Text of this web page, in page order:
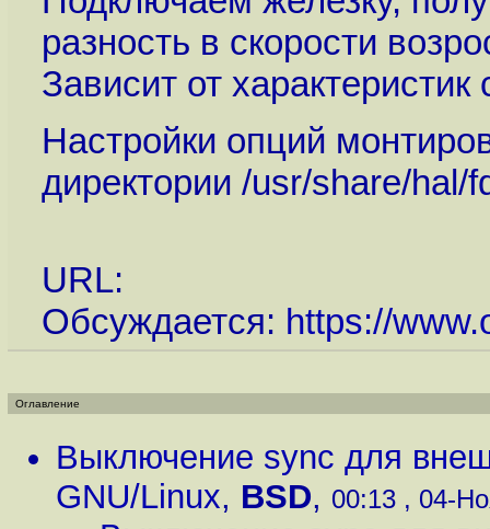
разность в скорости
Зависит от
Настройки опций
директории /usr/share/hal/
URL:
Обсуждается: https://
Оглавление
Выключение sync для
GNU/Linux, BSD, 00:13 , 04-